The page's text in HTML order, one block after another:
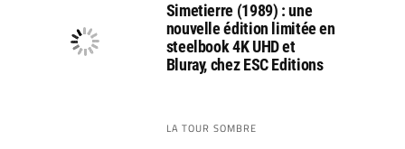
Simetierre (1989) : une
nouvelle édition limitée en
steelbook 4K UHD et
Bluray, chez ESC Editions
LA TOUR SOMBRE